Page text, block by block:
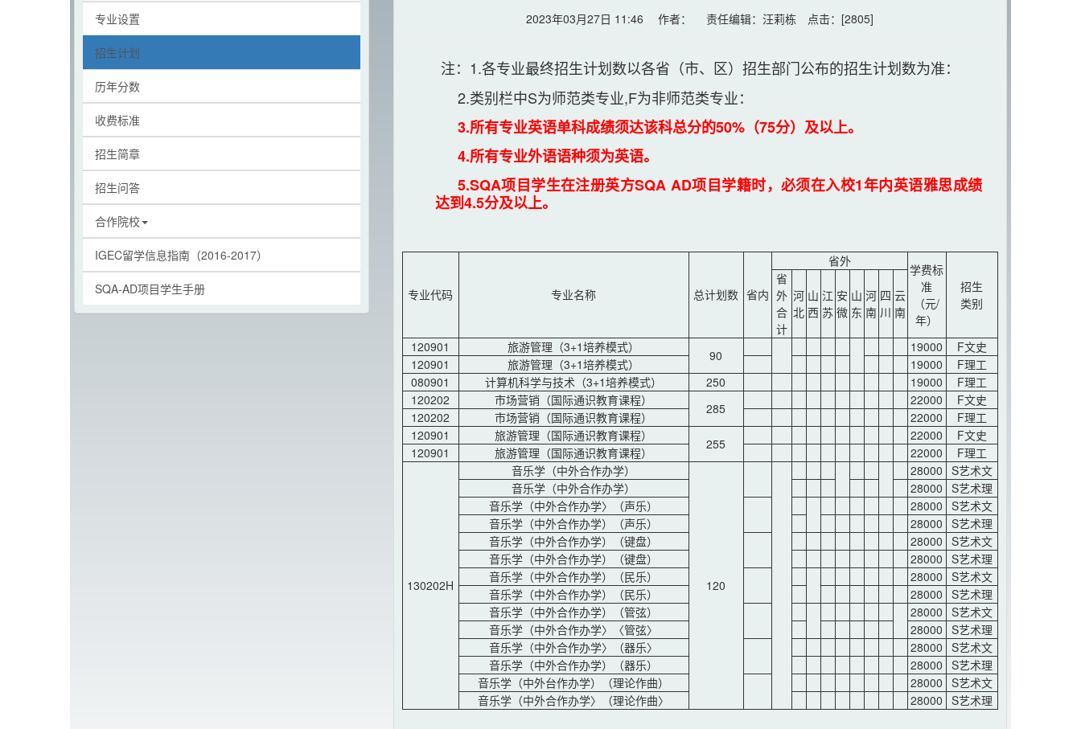
专业设置
招生计划
历年分数
收费标准
招生简章
招生问答
合作院校
IGEC留学信息指南（2016-2017）
SQA-AD项目学生手册
2023年03月27日 11:46 作者： 责任编辑：汪莉栋 点击：[2805]
注：1.各专业最终招生计划数以各省（市、区）招生部门公布的招生计划数为准：
2.类别栏中S为师范类专业,F为非师范类专业：
3.所有专业英语单科成绩须达该科总分的50%（75分）及以上。
4.所有专业外语语种须为英语。
5.SQA项目学生在注册英方SQA AD项目学籍时，必须在入校1年内英语雅思成绩
达到4.5分及以上。
专业代码 专业名称 总计划数 省内
省外
学费标
准
（元/
年）
招生
类别
省
外
合
计
河
北
山
西
江
苏
安
微
山
东
河
南
四
川
云
南
120901 旅游管理（3+1培养模式）
90
19000
F文史
120901
旅游管理（3+1培养模式） 19000
F理工
080901
计算机科学与技术（3+1培养模式） 250 19000
F理工
120202
市场营销（国际通识教育课程）
285
22000
F文史
120202
市场营销（国际通识教育课程） 22000
F理工
120901
旅游管理（国际通识教育课程）
255
22000
F文史
120901
旅游管理（国际通识教育课程） 22000 F理工
130202H
音乐学（中外合作办学）
120
28000 S艺术文
音乐学（中外合作办学）
28000 S艺术理
音乐学（中外合作办学〉（声乐）
28000 S艺术文
音乐学（中外合作办学）（声乐）
28000 S艺术理
音乐学（中外合作办学）（键盘）
28000 S艺术文
音乐学（中外合作办学）（键盘）
28000 S艺术理
音乐学（中外合作办学）（民乐）
28000 S艺术文
音乐学（中外合作办学）（民乐）
28000 S艺术理
音乐学（中外合作办学）（管弦）
28000 S艺术文
音乐学（中外合作办学〉〈管弦〉
28000 S艺术理
音乐学（中外合作办学〉（器乐〉
28000 S艺术文
音乐学（中外合作办学）（器乐）
28000 S艺术理
音乐学（中外台作办学）（理论作曲）
28000 S艺术文
音乐学（中外合作办学〉（理论作曲〉
28000 S艺术理